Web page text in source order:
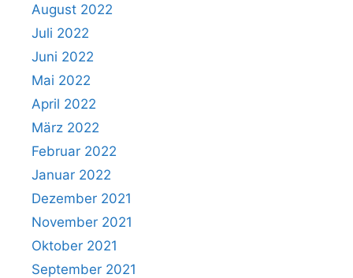
August 2022
Juli 2022
Juni 2022
Mai 2022
April 2022
März 2022
Februar 2022
Januar 2022
Dezember 2021
November 2021
Oktober 2021
September 2021